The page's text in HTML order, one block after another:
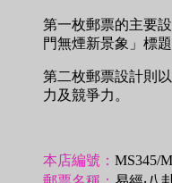
第一枚郵票的主要
門無煙新景象」標
第二枚郵票設計則
力及競爭力。
本店編號： MS345/